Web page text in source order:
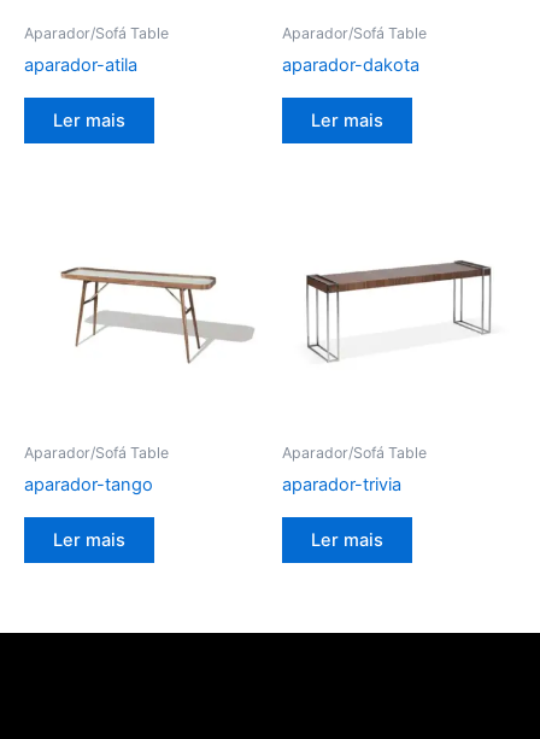
Aparador/Sofá Table
aparador-atila
Ler mais
Aparador/Sofá Table
aparador-dakota
Ler mais
Aparador/Sofá Table
aparador-tango
Ler mais
Aparador/Sofá Table
aparador-trivia
Ler mais